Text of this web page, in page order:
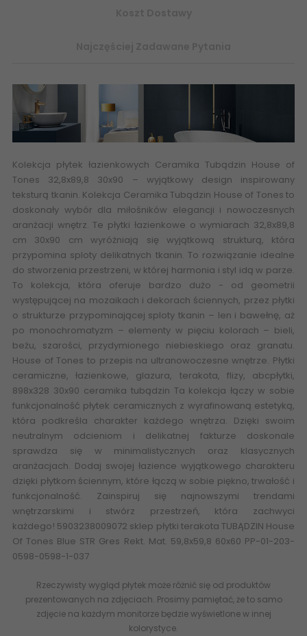
Kolekcja płytek łazienkowych Ceramika Tubądzin House of
Tones 32,8x89,8 30x90 – wyjątkowy design inspirowany
teksturą tkanin. Kolekcja Ceramika Tubądzin House of Tones to
doskonały wybór dla miłośników elegancji i nowoczesnych
aranżacji wnętrz. Te płytki łazienkowe o wymiarach 32,8x89,8
cm 30x90 cm wyróżniają się wyjątkową strukturą, która
przypomina sploty delikatnych tkanin. To rozwiązanie idealne
do stworzenia przestrzeni, w której harmonia i styl idą w parze.
To kolekcja, która oferuje bardzo dużo - od geometrii
występującej na mozaikach i dekorach ściennych, przez płytki
o strukturze przypominającej sploty tkanin – len i bawełnę, aż
po monochromatyzm – elementy w pięciu kolorach – bieli,
beżu, szarości, przydymionego niebieskiego oraz granatu.
House of Tones to przepis na ultranowoczesne wnętrze. Płytki
ceramiczne,łazienkowe, glazura, terakota, flizy, abcpłytki,
898x328 30x90 ceramika tubądzin Ta kolekcja łączy w sobie
funkcjonalność płytek ceramicznych z wyrafinowaną estetyką,
która podkreśla charakter każdego wnętrza. Dzięki swoim
neutralnym odcieniom i delikatnej fakturze doskonale
sprawdza się w minimalistycznych oraz klasycznych
aranżacjach. Dodaj swojej łazience wyjątkowego charakteru
dzięki płytkom ściennym, które łączą w sobie piękno, trwałość i
funkcjonalność. Zainspiruj się najnowszymi trendami
wnętrzarskimi i stwórz przestrzeń, która zachwyci
każdego! 5903238009072 sklep płytki terakota TUBĄDZIN House
Of Tones Blue STR Gres Rekt. Mat. 59,8x59,8 60x60 PP-01-203-
0598-0598-1-037
Rzeczywisty wygląd płytek może różnić się od produktów
prezentowanych na zdjęciach. Prosimy pamiętać, że to samo
zdjęcie na każdym monitorze będzie wyświetlone w innej
kolorystyce.